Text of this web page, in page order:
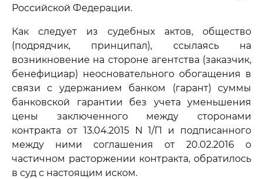
Российской Федерации.
Как следует из судебных актов, общество
(подрядчик, принципал), ссылаясь на
возникновение на стороне агентства (заказчик,
бенефициар) неосновательного обогащения в
связи с удержанием банком (гарант) суммы
банковской гарантии без учета уменьшения
цены заключенного между сторонами
контракта от 13.04.2015 N 1/П и подписанного
между ними соглашения от 20.02.2016 о
частичном расторжении контракта, обратилось
в суд с настоящим иском.